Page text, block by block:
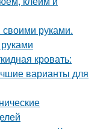
своими руками.
кровать:
варианты для